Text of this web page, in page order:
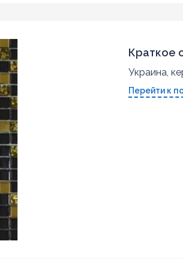
Краткое
Украина,
Перейти к